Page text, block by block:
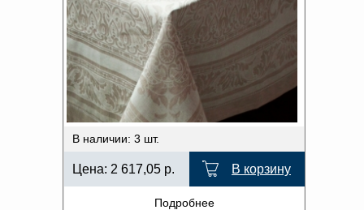
В наличии: 3 шт.
Цена: 2 617,05 р. В корзину
Подробнее